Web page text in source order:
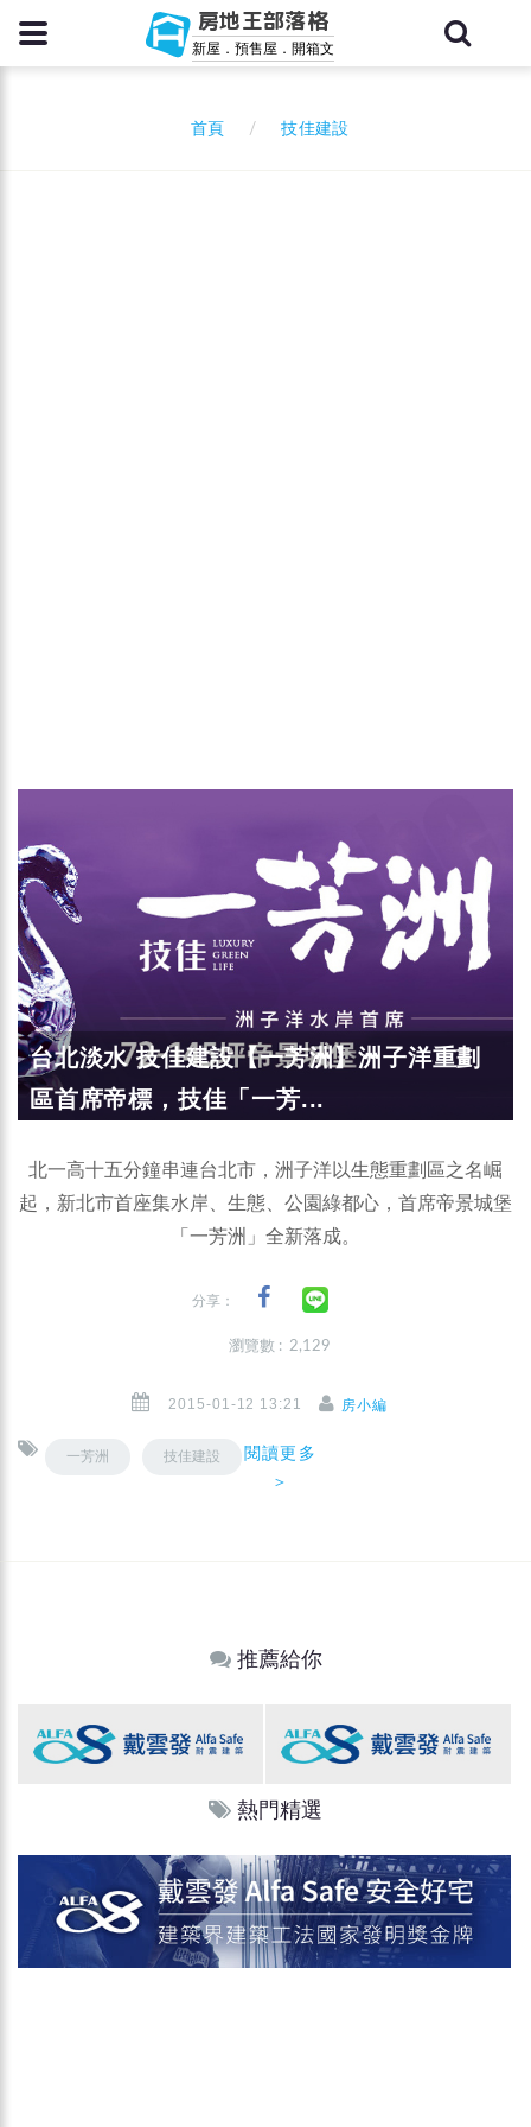
房地王部落格
新屋．預售屋．開箱文
首頁 技佳建設
台北淡水 技佳建設【一芳洲】洲子洋重劃
區首席帝標，技佳「一芳...
北一高十五分鐘串連台北市，洲子洋以生態重劃區之名崛
起，新北市首座集水岸、生態、公園綠都心，首席帝景城堡
「一芳洲」全新落成。
分享：
瀏覽數 : 2,129
2015-01-12 13:21 房小編
一芳洲 技佳建設
閱讀更多
＞
推薦給你
熱門精選